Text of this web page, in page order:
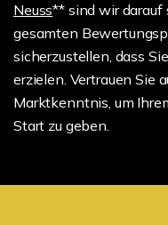
Neuss** sind wir darauf
gesamten
sicherzustellen, dass
erzielen. Vertrauen Sie
Marktkenntnis, um
Start zu geben.